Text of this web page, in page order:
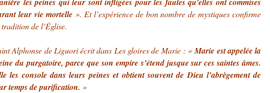
leur vie mortelle». Et l’expérience de bon nombre de mystiques confirme
de l’Église.
Alphonse de Liguori écrit dans Les gloires de Marie: «Marie est appelée la
du purgatoire, parce que son empire s’étend jusque sur ces saintes âmes.
les console dans leurs peines et obtient souvent de Dieu l’abrègement de
temps de purification. »